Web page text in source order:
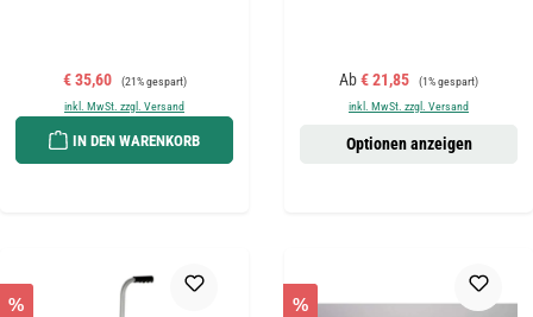
Verkaufspreis:
€ 35,60 Regulärer Preis:
(21% gespart)
inkl. MwSt. zzgl. Versand
IN DEN WARENKORB
Verkaufspreis:
Ab€ 21,85 Regulärer Preis:
(1% gespart)
inkl. MwSt. zzgl. Versand
Optionen anzeigen
% %